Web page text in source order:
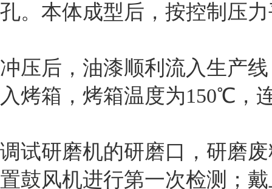
孔。本体成型后，按控制压
冲压后，油漆顺利流入生产
入烤箱，烤箱温度为150℃，
调试研磨机的研磨口，研磨
置鼓风机进行第一次检测；